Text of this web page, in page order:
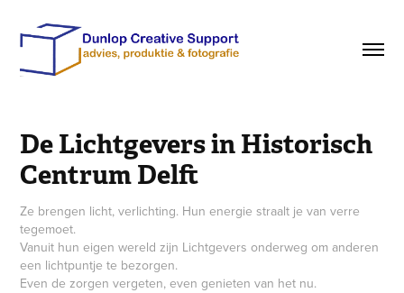
De Lichtgevers in Historisch
Centrum Delft
Ze brengen licht, verlichting. Hun energie straalt je van verre
tegemoet.
Vanuit hun eigen wereld zijn Lichtgevers onderweg om anderen
een lichtpuntje te bezorgen.
Even de zorgen vergeten, even genieten van het nu.